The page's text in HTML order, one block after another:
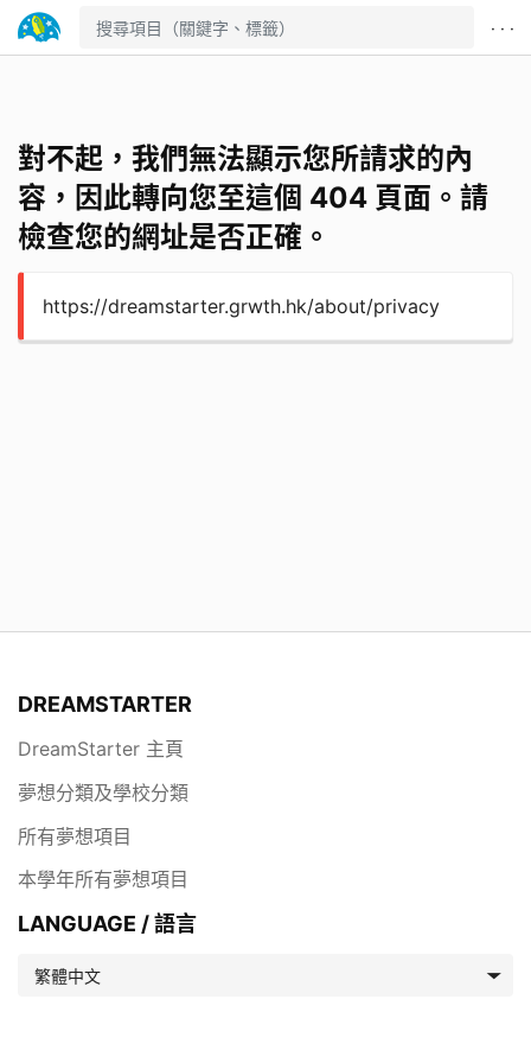
· · ·
對不起，我們無法顯示您所請求的內
容，因此轉向您至這個 404 頁面。請
檢查您的網址是否正確。
https://dreamstarter.grwth.hk/about/privacy
DREAMSTARTER
DreamStarter 主頁
夢想分類及學校分類
所有夢想項目
本學年所有夢想項目
LANGUAGE / 語言